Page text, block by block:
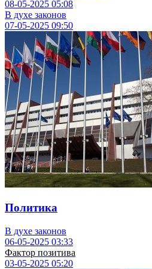
08-05-2025 05:08
В духе законов
07-05-2025 09:50
Политика
В духе законов
06-05-2025 03:33
Фактор позитива
03-05-2025 05:20